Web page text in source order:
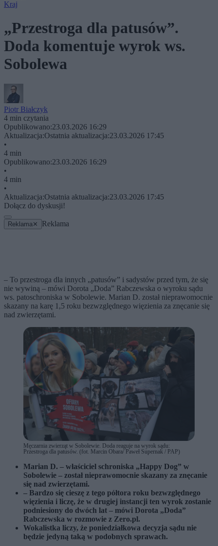
Kraj
„Przestroga dla patusów”.
Doda komentuje wyrok ws.
Sobolewa
Piotr Białczyk
4 min czytania
Opublikowano:23.03.2026 16:29
Aktualizacja:Ostatnia aktualizacja:23.03.2026 17:45
•
4 min
Opublikowano:23.03.2026 16:29
•
4 min
•
Aktualizacja:Ostatnia aktualizacja:23.03.2026 17:45
Dołącz do dyskusji!
Reklama ✕ Reklama
– To przestroga dla innych „patusów” i sadystów przed tym, że się
nie wywiną – mówi Dorota „Doda” Rabczewska o wyroku sądu
ws. patoschroniska w Sobolewie. Marian D. został nieprawomocnie
skazany na karę 1,5 roku bezwzględnego więzienia za znęcanie się
nad zwierzętami.
Męczarnia zwierząt w Sobolewie. Doda reaguje na wyrok sądu:
Przestroga dla patusów. (fot. Marcin Obara/ Paweł Supernak / PAP)
Marian D. – właściciel schroniska „Happy Dog” w
Sobolewie – został nieprawomocnie skazany za znęcanie
się nad zwierzętami.
– Bardzo się cieszę z tego półtora roku bezwzględnego
więzienia i liczę, że w drugiej instancji ten wyrok zostanie
podniesiony do dwóch lat – mówi Dorota „Doda”
Rabczewska w rozmowie z Zero.pl.
Wokalistka liczy, że poniedziałkowa decyzja sądu nie
będzie jedyną taką w podobnych sprawach.